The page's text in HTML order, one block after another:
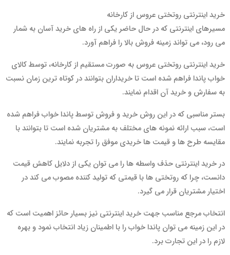
خرید اینترنتی روتختی عروس از کارخانه
مسیرهای اینترنتی که در حال حاضر یکی از راه های خرید آسان به شمار
می رود، می تواند زمینه فروش بالا را فراهم آورد.
خرید اینترنتی روتختی عروس به صورت مستقیم از کارخانه، توسط کالای
خواب پاندا فراهم شده است تا خریداران بتوانند در کوتاه ترین زمان نسبت
به سفارش و خرید آن اقدام نمایند.
بستر مناسبی که در این روش خرید و فروش توسط پاندا خواب فراهم شده
است، سبب ارائه نمونه های مختلف به مشتریان شده است تا بتوانند با
مقایسه طرح ها و قیمت ها خریدی موفق را تجربه نمایند.
در خرید اینترنتی حذف واسطه ها را می توان یکی از دلایل کاهش قیمت
دانست، چرا که روتختی ها با قیمتی که تولید کننده مصوب می کند در
اختیار مشتریان قرار می گیرد.
انتخاب مرجع مناسب جهت خرید اینترنتی نیز بسیار حائز اهمیت است که
در این زمینه می توان پاندا خواب را با اطمینان زیاد انتخاب نمود و بهره
لازم را در این تجارت برد.